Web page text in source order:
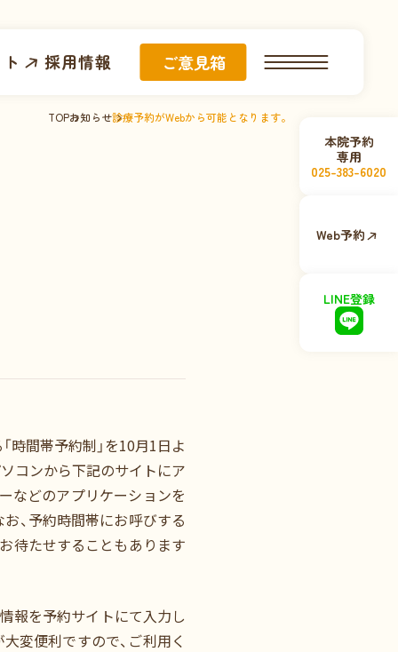
採用情報 ご意見箱
本院予約
専用
025-383-6020
Web予約
LINE登録
TOPお知らせ診療予約がWebから可能となります。
時間帯予約制」を10月1日よ
コンから下記のサイトにア
などのアプリケーションを
、予約時間帯にお呼びする
待たせすることもあります
報を予約サイトにて入力し
変便利ですので、ご利用く